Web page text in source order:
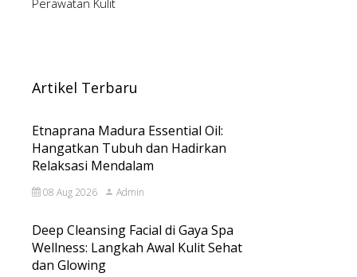
Perawatan Kulit
Artikel Terbaru
Etnaprana Madura Essential Oil:
Hangatkan Tubuh dan Hadirkan
Relaksasi Mendalam
08 Aug 2026 Admin
Deep Cleansing Facial di Gaya Spa
Wellness: Langkah Awal Kulit Sehat
dan Glowing